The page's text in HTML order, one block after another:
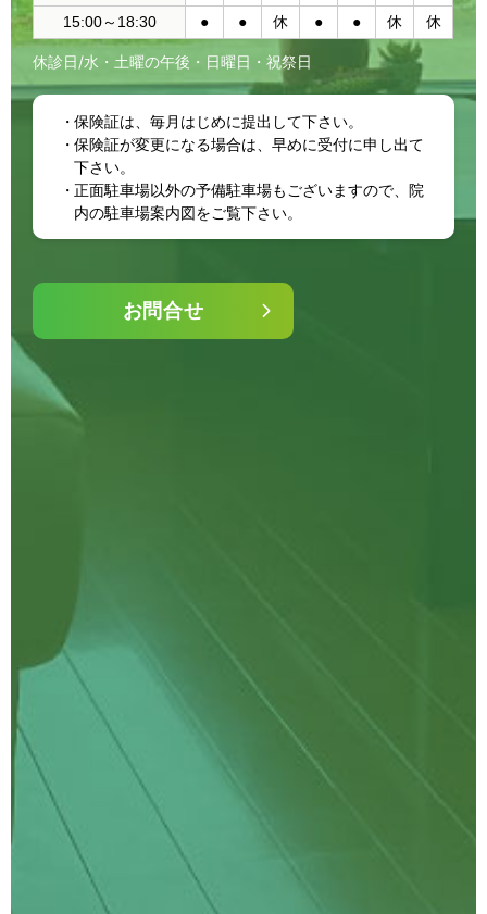
15:00～18:30
● ● 休 ● ● 休 休
休診日/水・土曜の午後・日曜日・祝祭日
保険証は、毎月はじめに提出して下さい。
保険証が変更になる場合は、早めに受付に申し出て
下さい。
正面駐車場以外の予備駐車場もございますので、院
内の駐車場案内図をご覧下さい。
お問合せ